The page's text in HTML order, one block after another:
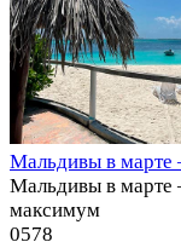
Мальдивы в
Мальдивы в марте
максимум
0578